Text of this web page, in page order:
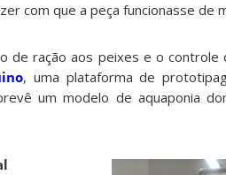
com que a peça funcionasse de
de ração aos peixes e o controle
, uma plataforma de
um modelo de aquaponia